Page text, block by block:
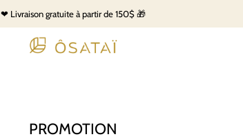
❤ Livraison gratuite à partir de 150$ 🎁
PROMOTION